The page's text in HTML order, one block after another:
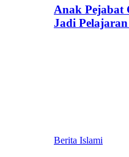
Anak Pejabat
Jadi
Berita Islami